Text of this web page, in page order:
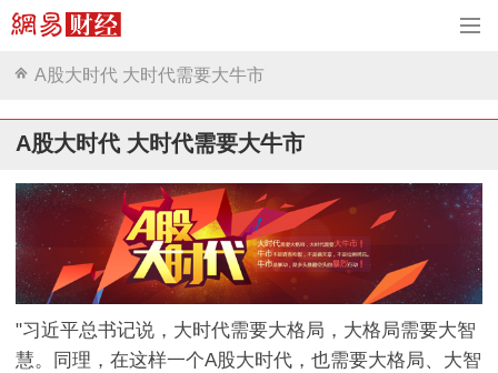
A股大时代 大时代需要大牛市
A股大时代 大时代需要大牛市
"习近平总书记说，大时代需要大格局，大格局需要大智
慧。同理，在这样一个A股大时代，也需要大格局、大智